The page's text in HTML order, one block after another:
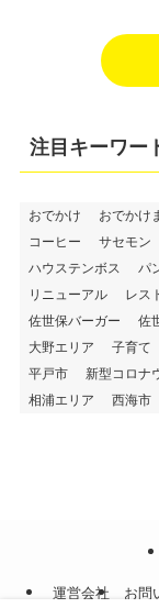
注目キーワー
おでかけ おでかけ
コーヒー
サセモン
ハウステンボス
パ
リニューアル
レス
佐世保バーガー
佐
大野エリア
子育て
平戸市
新型コロナ
相浦エリア
西海市
運営会社 お問